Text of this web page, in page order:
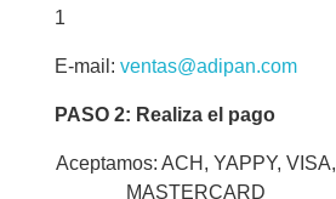
1
E-mail: ventas@adipan.com
PASO 2: Realiza el pago
Aceptamos: ACH, YAPPY, VISA,
MASTERCARD